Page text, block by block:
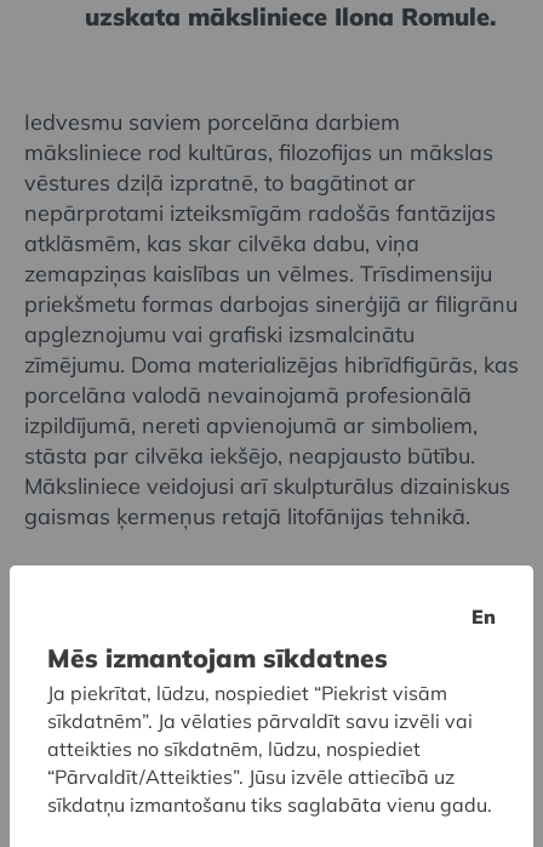
uzskata māksliniece Ilona Romule.
Iedvesmu saviem porcelāna darbiem
māksliniece rod kultūras, filozofijas un mākslas
vēstures dziļā izpratnē, to bagātinot ar
nepārprotami izteiksmīgām radošās fantāzijas
atklāsmēm, kas skar cilvēka dabu, viņa
zemapziņas kaislības un vēlmes. Trīsdimensiju
priekšmetu formas darbojas sinerģijā ar filigrānu
apgleznojumu vai grafiski izsmalcinātu
zīmējumu. Doma materializējas hibrīdfigūrās, kas
porcelāna valodā nevainojamā profesionālā
izpildījumā, nereti apvienojumā ar simboliem,
stāsta par cilvēka iekšējo, neapjausto būtību.
Māksliniece veidojusi arī skulpturālus dizainiskus
gaismas ķermeņus retajā litofānijas tehnikā.
akadēmijā, darbojas Starptautiskās Keramikas
akadēmijas (IAC) Ženēvā valdē un ir
Austrumeiropas nodaļas vadītāja. Viņa regulāri
piedalās starptautiskos porcelāna mākslas
simpozijos un radošajās rezidencēs, lasa lekcijas
un vada meistardarbnīcas. Mākslinieces
En
Mēs izmantojam sīkdatnes
Ja piekrītat, lūdzu, nospiediet “Piekrist visām
sīkdatnēm”. Ja vēlaties pārvaldīt savu izvēli vai
atteikties no sīkdatnēm, lūdzu, nospiediet
“Pārvaldīt/Atteikties”. Jūsu izvēle attiecībā uz
sīkdatņu izmantošanu tiks saglabāta vienu gadu.